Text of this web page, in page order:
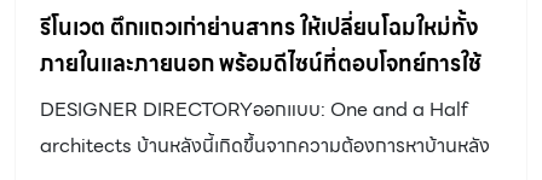
กับเหล็กดัดก็ช่วยสร้างบรรยากาศคล้ายบ้านเดี่ยวให้กับพื้นที่
Common Room ของบ้าน และไม่ใช่แค่ชั้น 1 และ ชั้น 2
เปิดที่ชั้น 3 ซึ่งเป็นพื้นที่ของห้องนอนอีกด้วย บรรยากาศสี
เขียวเหล่านี้ สร้างให้พื้นที่ภายในมีชีวิตชีวาได้แม้จะเพียง แสง
รีโนเวต ตึกแถวเก่าย่านสาทร ให้เปลี่ยนโฉมใหม่ทั้ง
ภายในและภายนอก พร้อมดีไซน์ที่ตอบโจทย์การใช้
งานของ 3 ครอบครัวในตึกเดียว
DESIGNER DIRECTORYออกแบบ: One and a Half
architects บ้านหลังนี้เกิดขึ้นจากความต้องการหาบ้านหลัง